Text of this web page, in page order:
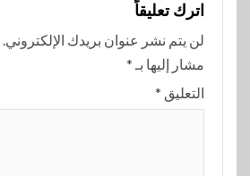
اترك تعليقاً
لن يتم نشر عنوان بريدك الإلكتروني.
مشار إليها بـ *
التعليق *